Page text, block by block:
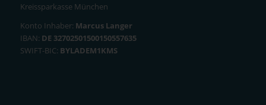
Kreissparkasse München
Konto Inhaber: Marcus Langer
IBAN: DE 32702501500150557635
SWIFT-BIC: BYLADEM1KMS